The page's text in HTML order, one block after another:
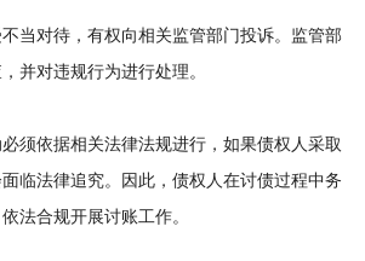
对待，有权向相关监管部门投诉。监管部
并对违规行为进行处理。
依据相关法律法规进行，如果债权人采取
临法律追究。因此，债权人在讨债过程中务
法合规开展讨账工作。